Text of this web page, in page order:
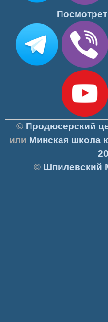
© Продюсерский
или Минская школа
© Шпилевский